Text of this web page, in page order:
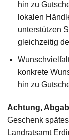
hin zu
lokalen
unterstützen
gleichzeitig
konkrete
hin zu
Achtung,
Geschenk
Landratsamt